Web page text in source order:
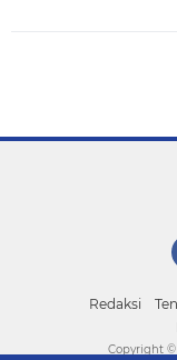
Redaksi
Copyright ©